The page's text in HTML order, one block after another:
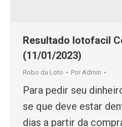
Resultado lotofacil
(11/01/2023)
Robo da Loto Por Admin
Para pedir seu
se que deve estar
dias a partir da